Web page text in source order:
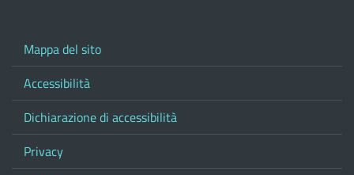
Mappa del sito
Accessibilità
Dichiarazione di accessibilità
Privacy